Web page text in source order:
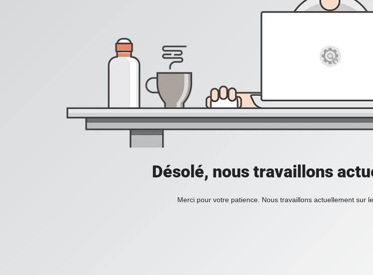
Désolé, nous travaillons
Merci pour votre patience. Nous travaillons actuellement sur